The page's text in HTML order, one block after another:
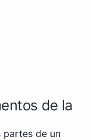
de la
partes de un